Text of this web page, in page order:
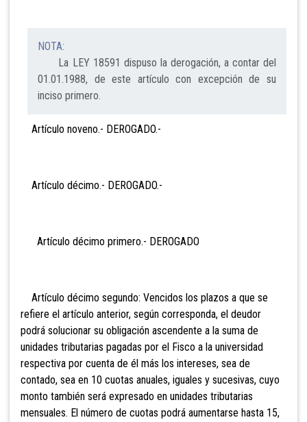
NOTA:
La LEY 18591 dispuso la derogación, a contar del
01.01.1988, de este artículo con excepción de su
inciso primero.
Artículo noveno.- DEROGADO.-
Artículo décimo.- DEROGADO.-
Artículo décimo primero.- DEROGADO
Artículo décimo segundo: Vencidos los plazos a que se
refiere el artículo anterior, según corresponda, el deudor
podrá solucionar su obligación ascendente a la suma de
unidades tributarias pagadas por el Fisco a la universidad
respectiva por cuenta de él más los intereses, sea de
contado, sea en 10 cuotas anuales, iguales y sucesivas, cuyo
monto también será expresado en unidades tributarias
mensuales. El número de cuotas podrá aumentarse hasta 15,